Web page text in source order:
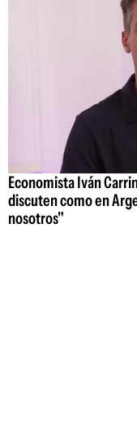
Economista Iván
discuten como en
nosotros"